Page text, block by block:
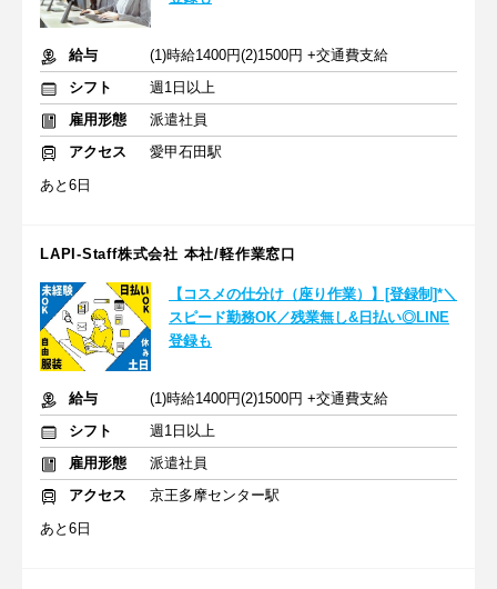
給与
(1)時給1400円(2)1500円 +交通費支給
シフト
週1日以上
雇用形態
派遣社員
アクセス
愛甲石田駅
あと6日
LAPI-Staff株式会社 本社/軽作業窓口
【コスメの仕分け（座り作業）】[登録制]*＼
スピード勤務OK／残業無し&日払い◎LINE
登録も
給与
(1)時給1400円(2)1500円 +交通費支給
シフト
週1日以上
雇用形態
派遣社員
アクセス
京王多摩センター駅
あと6日